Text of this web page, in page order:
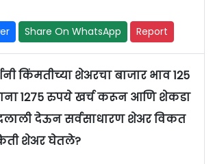
Share On WhatsApp Report
किंमतीच्या शेअरचा बाजार भाव 125
1275 रुपये खर्च करून आणि शेकडा
दलाली देऊन सर्वसाधारण शेअर विकत
शेअर घेतले?